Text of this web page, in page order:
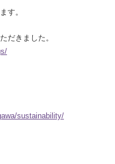
す。
だきました。
sustainability/